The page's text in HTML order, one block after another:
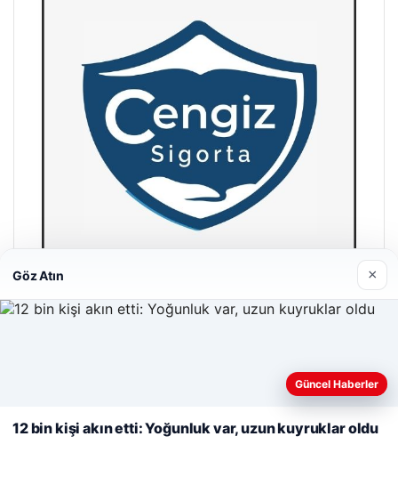
Cengiz Sigorta
deneyiminizi kişiselleştirmek ve geliştirmek amacıyla çerezler
Reddet Kabul Et
Göz Atın ×
Güncel Haberler
12 bin kişi akın etti: Yoğunluk var, uzun kuyruklar oldu